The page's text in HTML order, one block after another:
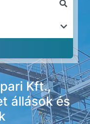
Kft.,
állások és